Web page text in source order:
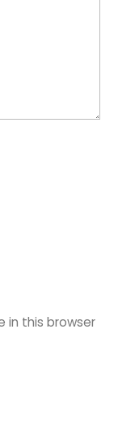
in this browser